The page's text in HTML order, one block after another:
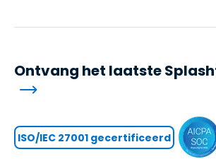
Ontvang het laatste
ISO/IEC 27001 gecertificeerd